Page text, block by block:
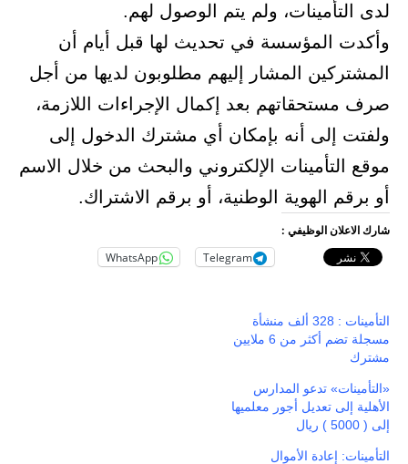
لدى التأمينات، ولم يتم الوصول لهم.
وأكدت المؤسسة في تحديث لها قبل أيام أن
المشتركين المشار إليهم مطلوبون لديها من أجل
صرف مستحقاتهم بعد إكمال الإجراءات اللازمة،
ولفتت إلى أنه بإمكان أي مشترك الدخول إلى
موقع التأمينات الإلكتروني والبحث من خلال الاسم
أو برقم الهوية الوطنية، أو برقم الاشتراك.
شارك الاعلان الوظيفي :
Telegram
WhatsApp
التأمينات : 328 ألف منشأة
مسجلة تضم أكثر من 6 ملايين
مشترك
«التأمينات» تدعو المدارس
الأهلية إلى تعديل أجور معلميها
إلى ( 5000 ) ريال
التأمينات: إعادة الأموال